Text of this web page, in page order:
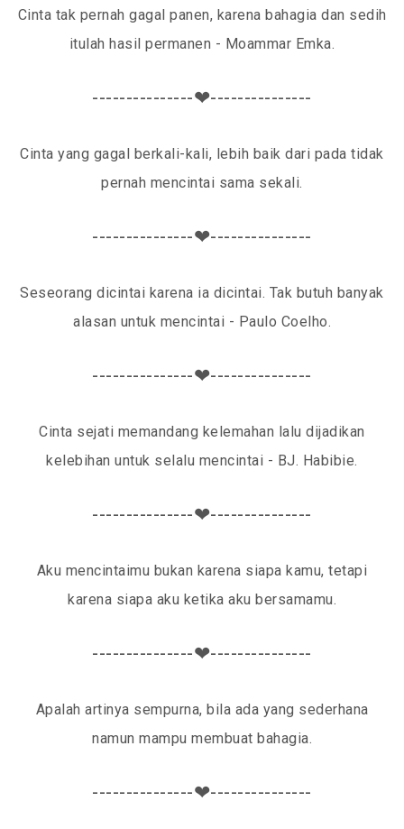
Cinta tak pernah gagal panen, karena bahagia dan sedih
itulah hasil permanen - Moammar Emka.
---------------❤---------------
Cinta yang gagal berkali-kali, lebih baik dari pada tidak
pernah mencintai sama sekali.
---------------❤---------------
Seseorang dicintai karena ia dicintai. Tak butuh banyak
alasan untuk mencintai - Paulo Coelho.
---------------❤---------------
Cinta sejati memandang kelemahan lalu dijadikan
kelebihan untuk selalu mencintai - BJ. Habibie.
---------------❤---------------
Aku mencintaimu bukan karena siapa kamu, tetapi
karena siapa aku ketika aku bersamamu.
---------------❤---------------
Apalah artinya sempurna, bila ada yang sederhana
namun mampu membuat bahagia.
---------------❤---------------